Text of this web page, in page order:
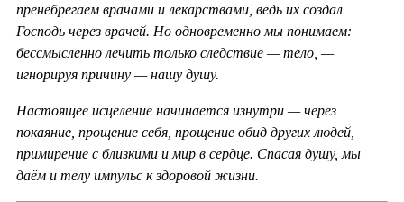
пренебрегаем врачами и лекарствами, ведь их создал
Господь через врачей. Но одновременно мы понимаем:
бессмысленно лечить только следствие — тело, —
игнорируя причину — нашу душу.
Настоящее исцеление начинается изнутри — через
покаяние, прощение себя, прощение обид других людей,
примирение с близкими и мир в сердце. Спасая душу, мы
даём и телу импульс к здоровой жизни.